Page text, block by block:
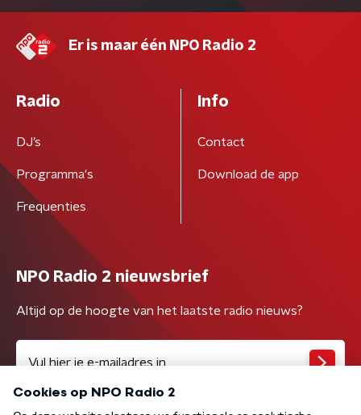
Er is maar één NPO Radio 2
Radio
DJ’s
Programma's
Frequenties
Info
Contact
Download de app
NPO Radio 2 nieuwsbrief
Altijd op de hoogte van het laatste radio nieuws?